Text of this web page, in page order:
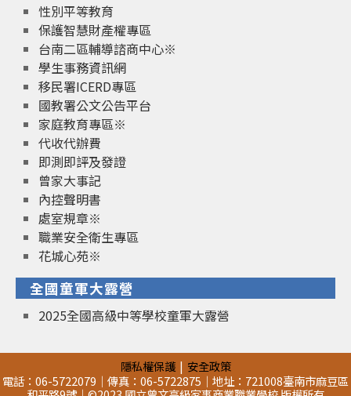
性別平等教育
保護智慧財產權專區
台南二區輔導諮商中心※
學生事務資訊網
移民署ICERD專區
國教署公文公告平台
家庭教育專區※
代收代辦費
即測即評及發證
曾家大事記
內控聲明書
處室規章※
職業安全衛生專區
花城心苑※
全國童軍大露營
2025全國高級中等學校童軍大露營
隱私權保護
安全政策
電話：06-5722079｜傳真：06-5722875｜地址：721008臺南市麻豆區